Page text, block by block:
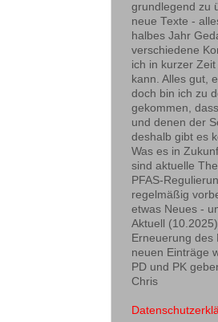
grundlegend zu
neue Texte -
halbes Jahr
verschiedene
ich in kurzer
kann. Alles gut,
doch bin ich zu
gekommen,
und denen der
deshalb gibt es
Was es in
sind aktuelle
PFAS-
regelmäßig
etwas Neues -
Aktuell
Erneuerung des
neuen Einträge
PD und PK
Chris